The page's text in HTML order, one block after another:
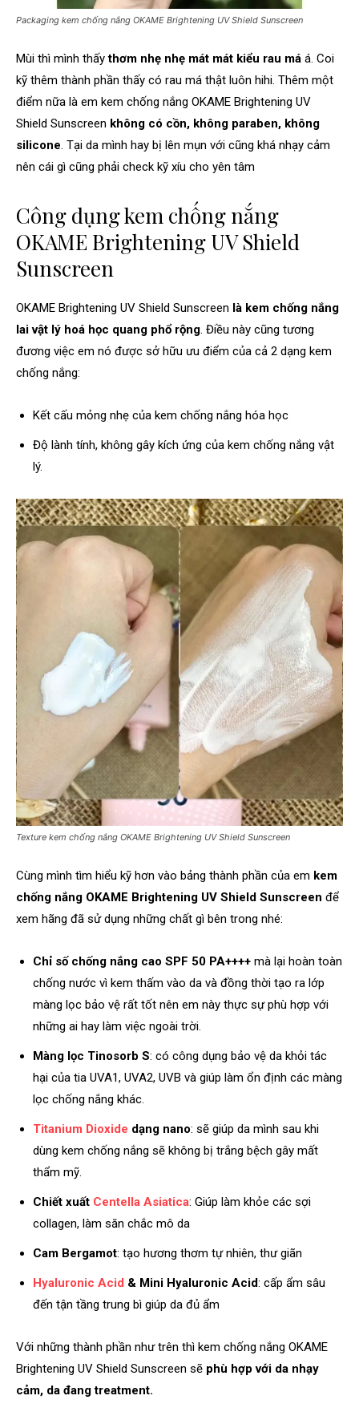
Packaging kem chống nắng OKAME Brightening UV Shield Sunscreen
Mùi thì mình thấythơm nhẹ nhẹ mát mát kiểu rau má á. Coi
kỹ thêm thành phần thấy có rau má thật luôn hihi. Thêm một
điểm nữa là em kem chống nắng OKAME Brightening UV
Shield Sunscreen không có cồn, không paraben, không
silicone. Tại da mình hay bị lên mụn với cũng khá nhạy cảm
nên cái gì cũng phải check kỹ xíu cho yên tâm
Công dụng kem chống nắng
OKAME Brightening UV Shield
Sunscreen
OKAME Brightening UV Shield Sunscreen là kem chống nắng
lai vật lý hoá học quang phổ rộng. Điều này cũng tương
đương việc em nó được sở hữu ưu điểm của cả 2 dạng kem
chống nắng:
Kết cấu mỏng nhẹ của kem chống nắng hóa học
Độ lành tính, không gây kích ứng của kem chống nắng vật
lý.
Texture kem chống nắng OKAME Brightening UV Shield Sunscreen
Cùng mình tìm hiểu kỹ hơn vào bảng thành phần của em kem
chống nắng OKAME Brightening UV Shield Sunscreen để
xem hãng đã sử dụng những chất gì bên trong nhé:
Chỉ số chống nắng cao SPF 50 PA++++ mà lại hoàn toàn
chống nước vì kem thấm vào da và đồng thời tạo ra lớp
màng lọc bảo vệ rất tốt nên em này thực sự phù hợp với
những ai hay làm việc ngoài trời.
Màng lọc Tinosorb S: có công dụng bảo vệ da khỏi tác
hại của tia UVA1, UVA2, UVB và giúp làm ổn định các màng
lọc chống nắng khác.
Titanium Dioxide dạng nano: sẽ giúp da mình sau khi
dùng kem chống nắng sẽ không bị trắng bệch gây mất
thẩm mỹ.
Chiết xuất Centella Asiatica: Giúp làm khỏe các sợi
collagen, làm săn chắc mô da
Cam Bergamot: tạo hương thơm tự nhiên, thư giãn
Hyaluronic Acid & Mini Hyaluronic Acid: cấp ẩm sâu
đến tận tầng trung bì giúp da đủ ẩm
Với những thành phần như trên thì kem chống nắng OKAME
Brightening UV Shield Sunscreen sẽ phù hợp với da nhạy
cảm, da đang treatment.